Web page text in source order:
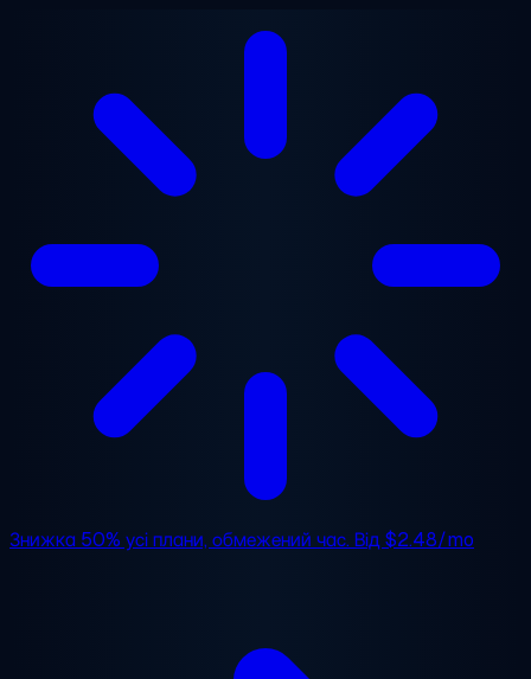
Знижка 50% усі плани, обмежений час. Від$2.48/mo